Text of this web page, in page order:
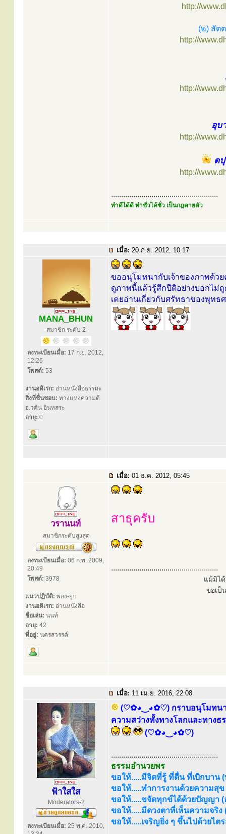
http://
(๒) สัต
http://
http://
อุบ
http://
ต
http://
.....................................................
ทำดีได้ดี ทำชั่วได้ชั่ว เป็นกฎตายตัว
เมื่อ: 20 ก.ย. 2012, 10:17
MANA_BHUN
สมาชิก ระดับ 2
ลงทะเบียนเมื่อ: 17 ก.ย. 2012,
12:26
โพสต์: 53
งานอดิเรก: อ่านหนังสือธรรมะ
สิ่งที่ชื่นชอบ: ทางแห่งความดี
อ.วศิน อินทสระ
อายุ: 0
ขออนุโมทนากับเจ้าของภาพด้วย
ดูภาพนี้แล้วรู้สึกปีติอย่างบอกไม่ถู
เคยอ่านเกี่ยวกับศรัทธาของพุท
เมื่อ: 01 ธ.ค. 2012, 05:45
วรานนท์
สมาชิกระดับสูงสุด
ลงทะเบียนเมื่อ: 06 ก.พ. 2009,
20:49
โพสต์: 3978
แนวปฏิบัติ: พอง-ยุบ
งานอดิเรก: อ่านหนังสือ
ชื่อเล่น: นนท์
อายุ: 42
ที่อยู่: นครสวรรค์
สาธุครับ
.....................................................
แม้มิได้
ขอเป็
เมื่อ: 11 เม.ย. 2016, 22:08
ฟ้าใสใส
Moderators-2
ลงทะเบียนเมื่อ: 25 พ.ค. 2010,
(♡✿◕‿◕✿♡) กราบอนุโมทนา
ความสว่างทั้งทางโลกและทางธ
(♡✿◕‿◕✿♡)
.....................................................
ธรรมอำนวยพร
ขอให้.....มีจิตที่รู้ ที่ตื่น ที่เบิกบาน
ขอให้.....ทำการงานด้วยความสุ
ขอให้.....ขจัดทุกข์ได้ด้วยปัญญา (
ขอให้.....มีดวงตาที่เห็นความจริ
ขอให้.....เจริญยิ่ง ๆ ขึ้นไปด้วยไ